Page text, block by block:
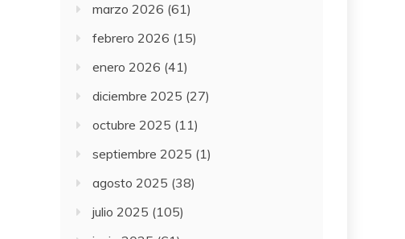
marzo 2026 (61)
febrero 2026 (15)
enero 2026 (41)
diciembre 2025 (27)
octubre 2025 (11)
septiembre 2025 (1)
agosto 2025 (38)
julio 2025 (105)